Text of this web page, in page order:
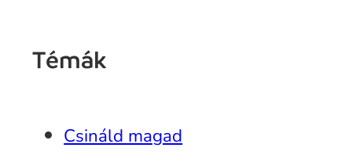
Témák
Csináld magad